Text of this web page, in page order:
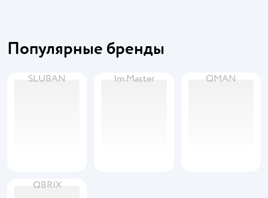
Популярные бренды
SLUBAN Im.Master QMAN
QBRIX